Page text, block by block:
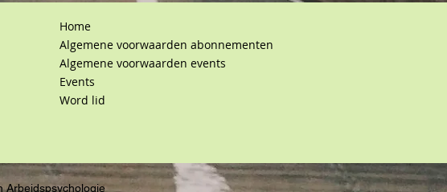
Home
Algemene voorwaarden abonnementen
Algemene voorwaarden events
Events
Word lid
Arbeidspsychologie